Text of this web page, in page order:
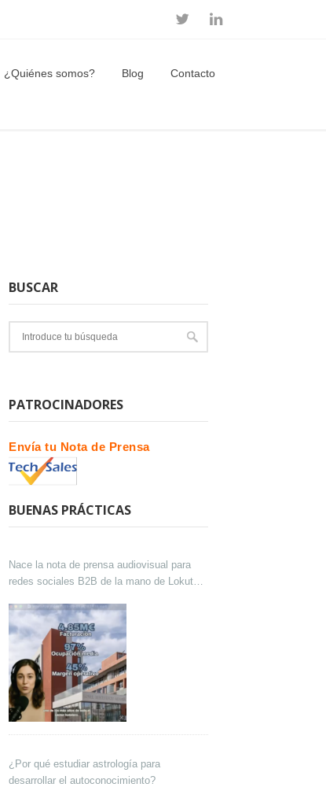
¿Quiénes somos? Blog Contacto
BUSCAR
PATROCINADORES
Envía tu Nota de Prensa
BUENAS PRÁCTICAS
Nace la nota de prensa audiovisual para
redes sociales B2B de la mano de Lokutor
¿Por qué estudiar astrología para
desarrollar el autoconocimiento?